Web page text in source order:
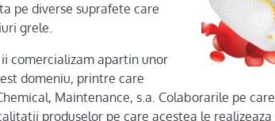
pe diverse suprafete care
grele.
comercializam apartin unor
domeniu, printre care
Maintenance, s.a. Colaborarile pe
produselor pe care acestea le